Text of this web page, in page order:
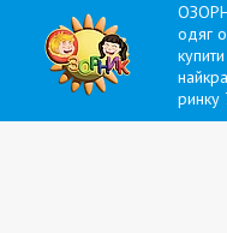
одяг
ринку